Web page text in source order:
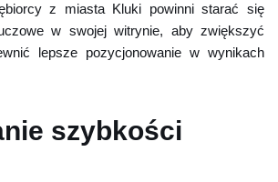
z miasta Kluki powinni starać się
w swojej witrynie, aby zwiększyć
lepsze pozycjonowanie w wynikach
szybkości